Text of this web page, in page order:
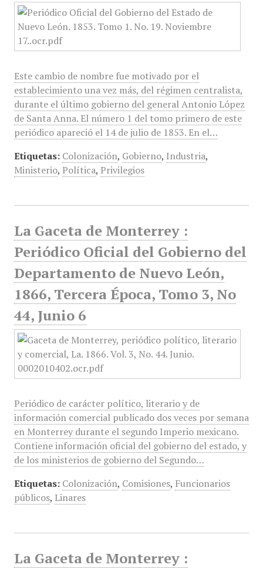
Este cambio de nombre fue motivado por el
establecimiento una vez más, del régimen centralista,
durante el último gobierno del general Antonio López
de Santa Anna. El número 1 del tomo primero de este
periódico apareció el 14 de julio de 1853. En el…
Etiquetas: Colonización, Gobierno, Industria,
Ministerio, Política, Privilegios
La Gaceta de Monterrey :
Periódico Oficial del Gobierno del
Departamento de Nuevo León,
1866, Tercera Época, Tomo 3, No
44, Junio 6
Periódico de carácter político, literario y de
información comercial publicado dos veces por semana
en Monterrey durante el segundo Imperio mexicano.
Contiene información oficial del gobierno del estado, y
de los ministerios de gobierno del Segundo…
Etiquetas: Colonización, Comisiones, Funcionarios
públicos, Linares
La Gaceta de Monterrey :